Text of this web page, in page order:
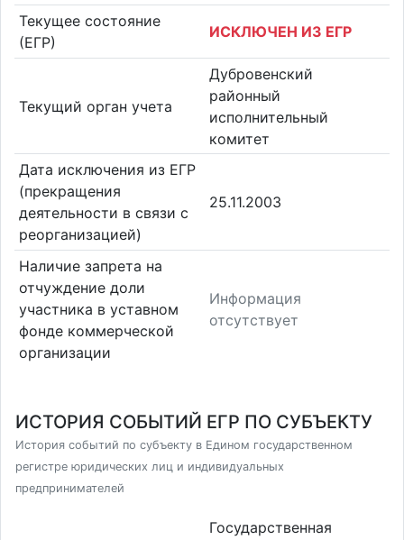
Текущее состояние
(ЕГР)
ИСКЛЮЧЕН ИЗ ЕГР
Текущий орган учета
Дубровенский
районный
исполнительный
комитет
Дата исключения из ЕГР
(прекращения
деятельности в связи с
реорганизацией)
25.11.2003
Наличие запрета на
отчуждение доли
участника в уставном
фонде коммерческой
организации
Информация
отсутствует
ИСТОРИЯ СОБЫТИЙ ЕГР ПО СУБЪЕКТУ
История событий по субъекту в Едином государственном
регистре юридических лиц и индивидуальных
предпринимателей
Государственная